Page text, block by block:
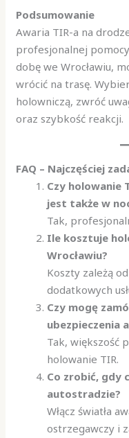
Podsumowanie
Awaria TIR-a na
profesjonalnej
dobę we Wrocławiu,
wrócić na trasę.
holowniczą, zwróć
oraz szybkość reakcji.
FAQ – Najczęściej
Czy holowanie
jest także w
Tak,
Ile kosztuje
Wrocławiu?
Koszty zależą
dodatkowych
Czy mogę
ubezpieczenia
Tak, większość
holowanie TIR.
Co zrobić, gdy
autostradzie?
Włącz światła
ostrzegawczy i